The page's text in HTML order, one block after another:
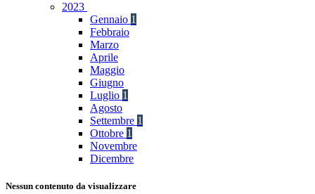
2023
Gennaio 1
Febbraio
Marzo
Aprile
Maggio
Giugno
Luglio 1
Agosto
Settembre 1
Ottobre 1
Novembre
Dicembre
Nessun contenuto da visualizzare